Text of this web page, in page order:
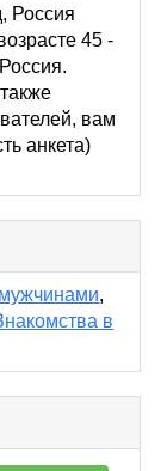
Россия
45 -
вам
анкета)
,
в